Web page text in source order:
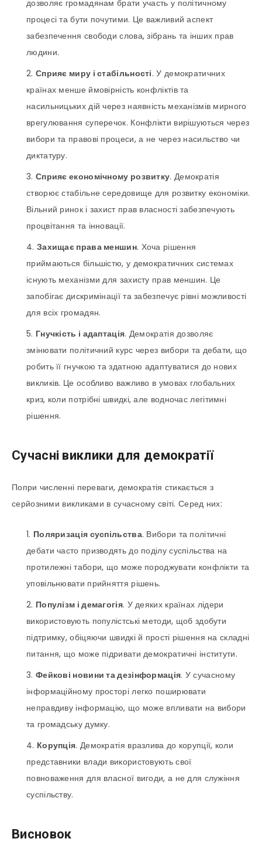
дозволяє громадянам брати участь у політичному
процесі та бути почутими. Це важливий аспект
забезпечення свободи слова, зібрань та інших прав
людини.
Сприяє миру і стабільності. У демократичних
країнах менше ймовірність конфліктів та
насильницьких дій через наявність механізмів мирного
врегулювання суперечок. Конфлікти вирішуються через
вибори та правові процеси, а не через насильство чи
диктатуру.
Сприяє економічному розвитку. Демократія
створює стабільне середовище для розвитку економіки.
Вільний ринок і захист прав власності забезпечують
процвітання та інновації.
Захищає права меншин. Хоча рішення
приймаються більшістю, у демократичних системах
існують механізми для захисту прав меншин. Це
запобігає дискримінації та забезпечує рівні можливості
для всіх громадян.
Гнучкість і адаптація. Демократія дозволяє
змінювати політичний курс через вибори та дебати, що
робить її гнучкою та здатною адаптуватися до нових
викликів. Це особливо важливо в умовах глобальних
криз, коли потрібні швидкі, але водночас легітимні
рішення.
Сучасні виклики для демократії
Попри численні переваги, демократія стикається з
серйозними викликами в сучасному світі. Серед них:
Поляризація суспільства. Вибори та політичні
дебати часто призводять до поділу суспільства на
протилежні табори, що може породжувати конфлікти та
уповільнювати прийняття рішень.
Популізм і демагогія. У деяких країнах лідери
використовують популістські методи, щоб здобути
підтримку, обіцяючи швидкі й прості рішення на складні
питання, що може підривати демократичні інститути.
Фейкові новини та дезінформація. У сучасному
інформаційному просторі легко поширювати
неправдиву інформацію, що може впливати на вибори
та громадську думку.
Корупція. Демократія вразлива до корупції, коли
представники влади використовують свої
повноваження для власної вигоди, а не для служіння
суспільству.
Висновок